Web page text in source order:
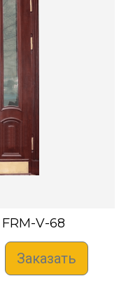
FRM-V-68
Заказать